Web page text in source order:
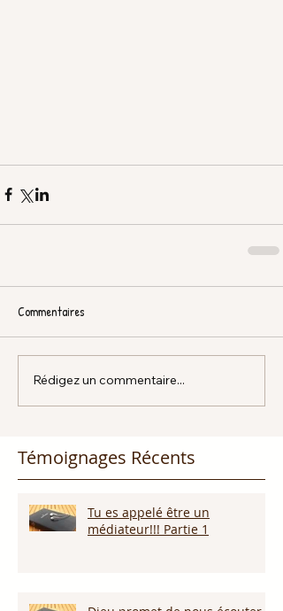
Commentaires
Rédigez un commentaire...
Témoignages Récents
Tu es appelé être un
médiateur!!! Partie 1